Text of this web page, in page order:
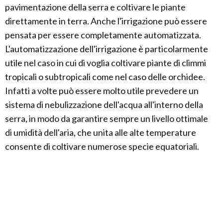
pavimentazione della serra e coltivare le piante
direttamente in terra. Anche l'irrigazione può essere
pensata per essere completamente automatizzata.
L'automatizzazione dell'irrigazione è particolarmente
utile nel caso in cui di voglia coltivare piante di climmi
tropicali o subtropicali come nel caso delle orchidee.
Infatti a volte può essere molto utile prevedere un
sistema di nebulizzazione dell'acqua all'interno della
serra, in modo da garantire sempre un livello ottimale
di umidità dell'aria, che unita alle alte temperature
consente di coltivare numerose specie equatoriali.